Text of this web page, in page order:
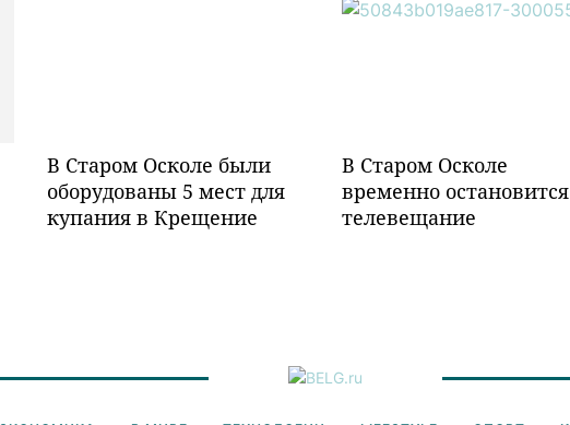
В Старом Осколе были
оборудованы 5 мест для
купания в Крещение
В Старом Осколе
временно остановится
телевещание